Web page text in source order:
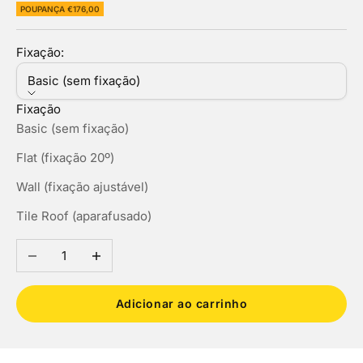
POUPANÇA €176,00
Fixação:
Basic (sem fixação)
Fixação
Basic (sem fixação)
Flat (fixação 20º)
Wall (fixação ajustável)
Tile Roof (aparafusado)
Diminuir a quantidadeAumentar a quantidade
Adicionar ao carrinho